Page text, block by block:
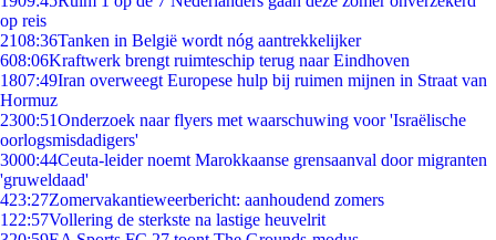
op reis
2108:36Tanken in België wordt nóg aantrekkelijker
608:06Kraftwerk brengt ruimteschip terug naar Eindhoven
1807:49Iran overweegt Europese hulp bij ruimen mijnen in Straat van
Hormuz
2300:51Onderzoek naar flyers met waarschuwing voor 'Israëlische
oorlogsmisdadigers'
3000:44Ceuta-leider noemt Marokkaanse grensaanval door migranten
'gruweldaad'
423:27Zomervakantieweerbericht: aanhoudend zomers
1 22:57Vollering de sterkste na lastige heuvelrit